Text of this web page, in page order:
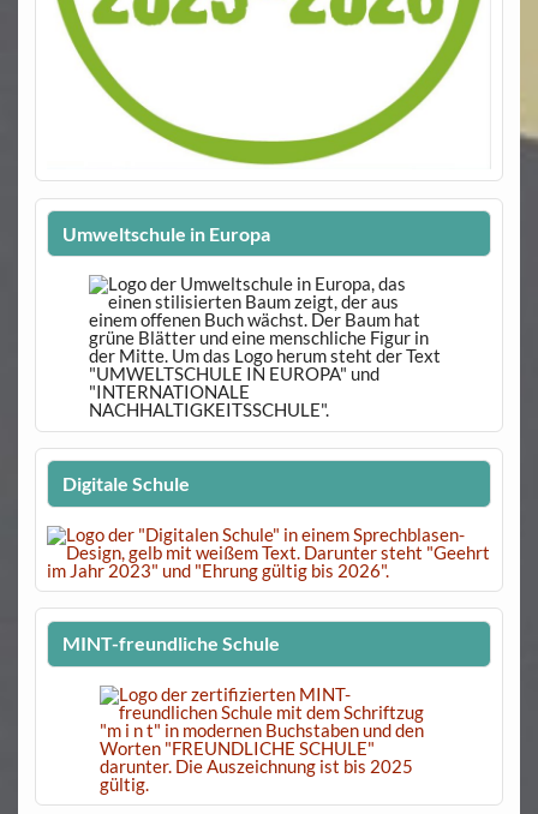
Umweltschule in Europa
Digitale Schule
MINT-freundliche Schule